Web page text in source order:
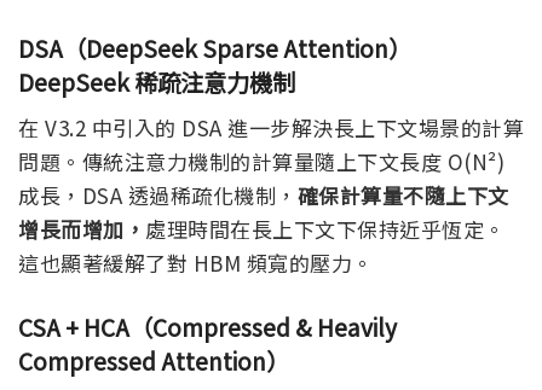
DSA（DeepSeek Sparse Attention）
DeepSeek 稀疏注意力機制
在 V3.2 中引入的 DSA 進一步解決長上下文場景的計算
問題。傳統注意力機制的計算量隨上下文長度 O(N²)
成長，DSA 透過稀疏化機制， 確保計算量不隨上下文
增長而增加， 處理時間在長上下文下保持近乎恆定。
這也顯著緩解了對 HBM 頻寬的壓力。
CSA + HCA（Compressed & Heavily
Compressed Attention）